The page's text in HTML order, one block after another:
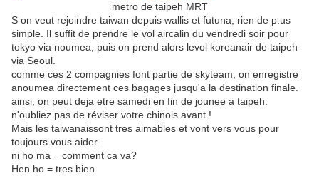
metro de taipeh MRT
S on veut rejoindre taiwan depuis wallis et futuna, rien de p.us
simple. Il suffit de prendre le vol aircalin du vendredi soir pour
tokyo via noumea, puis on prend alors levol koreanair de taipeh
via Seoul.
comme ces 2 compagnies font partie de skyteam, on enregistre
anoumea directement ces bagages jusqu'a la destination finale.
ainsi, on peut deja etre samedi en fin de jounee a taipeh.
n'oubliez pas de réviser votre chinois avant !
Mais les taiwanaissont tres aimables et vont vers vous pour
toujours vous aider.
ni ho ma = comment ca va?
Hen ho = tres bien